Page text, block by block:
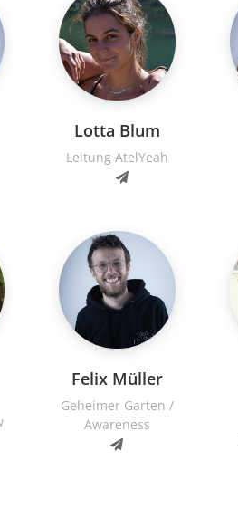
Lotta Blum
Leitung AtelYeah
Felix Müller
Geheimer Garten /
Awareness